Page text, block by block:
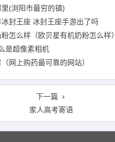
(浏阳市最穷的镇)
封王座 冰封王座手游出了吗
怎么样（欧贝星有机奶粉怎么样）
是超像素相机
网上购药最可靠的网站）
下一篇
家人高考寄语